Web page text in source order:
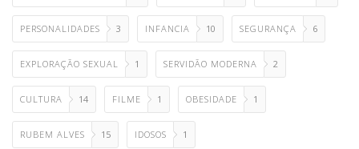
PERSONALIDADES 3 INFANCIA 10 SEGURANÇA 6
EXPLORAÇÃO SEXUAL 1 SERVIDÃO MODERNA 2
CULTURA 14 FILME 1 OBESIDADE 1
RUBEM ALVES 15 IDOSOS 1